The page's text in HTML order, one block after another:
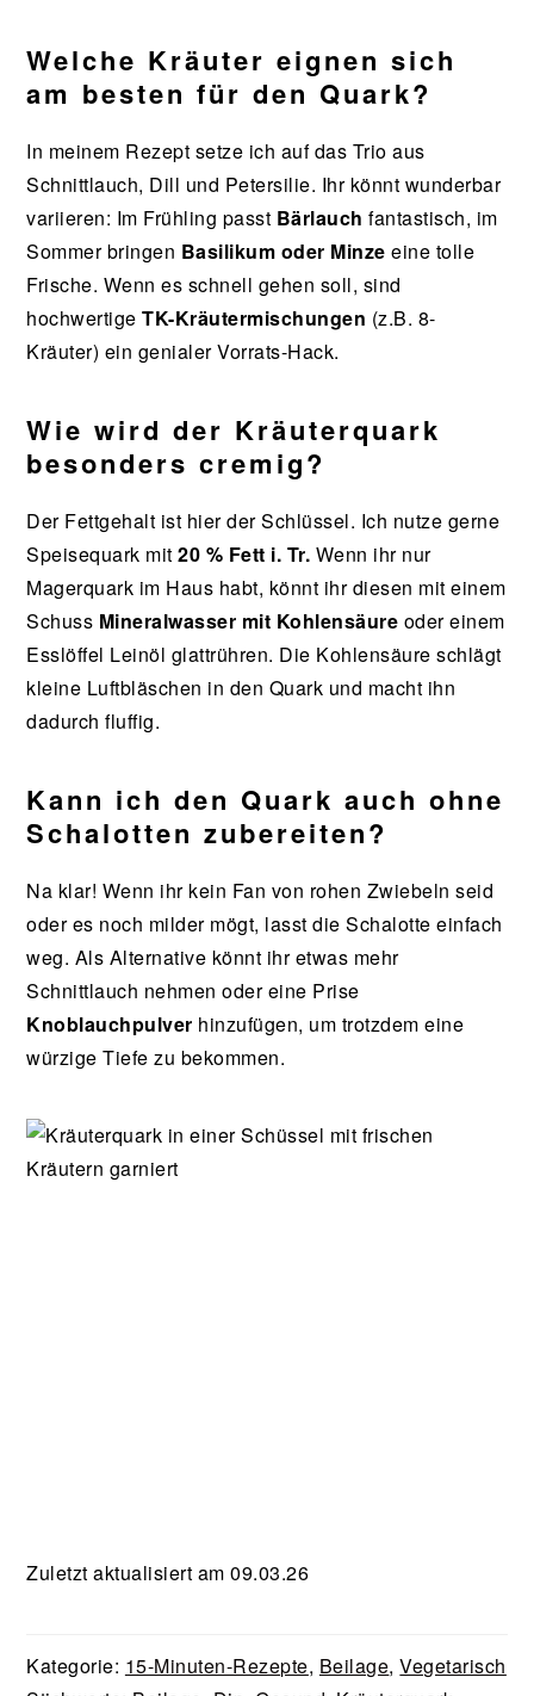
Welche Kräuter eignen sich
am besten für den Quark?
In meinem Rezept setze ich auf das Trio aus
Schnittlauch, Dill und Petersilie. Ihr könnt wunderbar
variieren: Im Frühling passt Bärlauch fantastisch, im
Sommer bringen Basilikum oder Minze eine tolle
Frische. Wenn es schnell gehen soll, sind
hochwertigeTK-Kräutermischungen (z.B. 8-
Kräuter) ein genialer Vorrats-Hack.
Wie wird der Kräuterquark
besonders cremig?
Der Fettgehalt ist hier der Schlüssel. Ich nutze gerne
Speisequark mit20 % Fett i. Tr. Wenn ihr nur
Magerquark im Haus habt, könnt ihr diesen mit einem
Schuss Mineralwasser mit Kohlensäure oder einem
Esslöffel Leinöl glattrühren. Die Kohlensäure schlägt
kleine Luftbläschen in den Quark und macht ihn
dadurch fluffig.
Kann ich den Quark auch ohne
Schalotten zubereiten?
Na klar! Wenn ihr kein Fan von rohen Zwiebeln seid
oder es noch milder mögt, lasst die Schalotte einfach
weg. Als Alternative könnt ihr etwas mehr
Schnittlauch nehmen oder eine Prise
Knoblauchpulver hinzufügen, um trotzdem eine
würzige Tiefe zu bekommen.
Zuletzt aktualisiert am 09.03.26
Kategorie: 15-Minuten-Rezepte, Beilage,Vegetarisch